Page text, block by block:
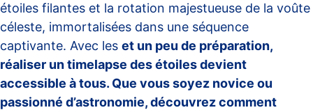
étoiles filantes et la rotation majestueuse de la voûte
céleste, immortalisées dans une séquence
captivante. Avec les et un peu de préparation,
réaliser un timelapse des étoiles devient
accessible à tous. Que vous soyez novice ou
passionné d’astronomie, découvrez comment